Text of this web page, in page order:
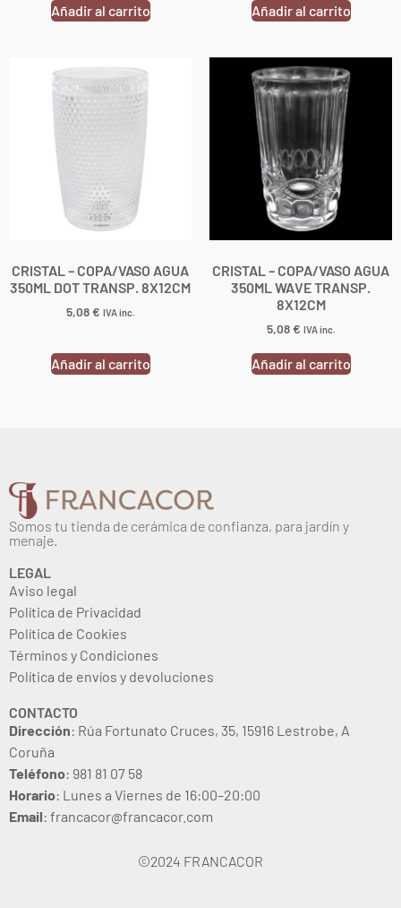
Añadir al carrito Añadir al carrito
CRISTAL – COPA/VASO AGUA
350ML DOT TRANSP. 8X12CM
5,08€ IVA inc.
Añadir al carrito
CRISTAL – COPA/VASO AGUA
350ML WAVE TRANSP.
8X12CM
5,08€ IVA inc.
Añadir al carrito
Somos tu tienda de cerámica de confianza, para jardín y
menaje.
LEGAL
Aviso legal
Política de Privacidad
Política de Cookies
Términos y Condiciones
Política de envíos y devoluciones
CONTACTO
Dirección: Rúa Fortunato Cruces, 35, 15916 Lestrobe, A
Coruña
Teléfono: 981 81 07 58
Horario: Lunes a Viernes de 16:00–20:00
Email: francacor@francacor.com
©2024 FRANCACOR